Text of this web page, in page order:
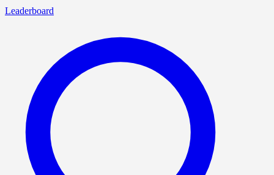
Leaderboard